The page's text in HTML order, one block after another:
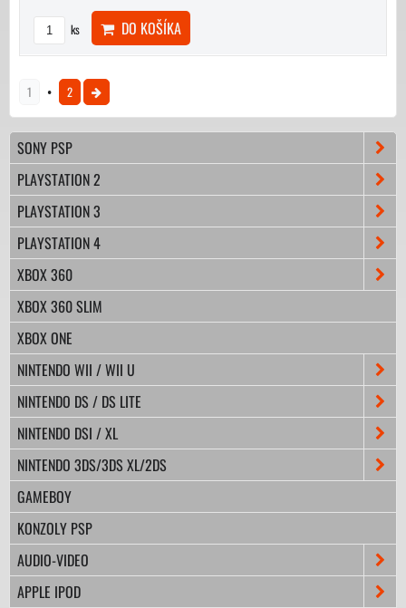
ks DO KOŠÍKA
1 2
SONY PSP
PLAYSTATION 2
PLAYSTATION 3
PLAYSTATION 4
XBOX 360
XBOX 360 SLIM
XBOX ONE
NINTENDO WII / WII U
NINTENDO DS / DS LITE
NINTENDO DSI / XL
NINTENDO 3DS/3DS XL/2DS
GAMEBOY
KONZOLY PSP
AUDIO-VIDEO
APPLE IPOD